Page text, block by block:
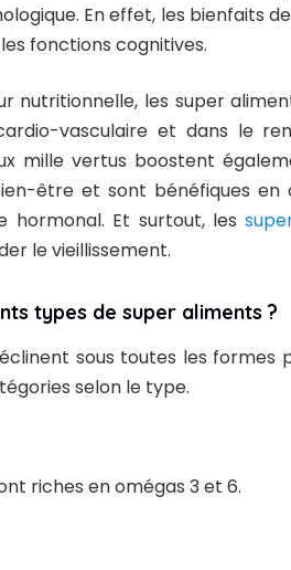
En effet, les bienfaits
fonctions cognitives.
nutritionnelle, les super
vasculaire et dans le
mille vertus boostent
être et sont bénéfiques
hormonal. Et surtout, les
le vieillissement.
types de super aliments ?
sous toutes les formes
selon le type.
riches en omégas 3 et 6.